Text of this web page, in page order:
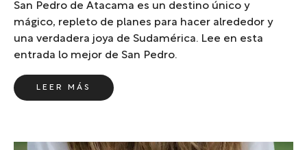
San Pedro de Atacama es un destino único y
mágico, repleto de planes para hacer alrededor y
una verdadera joya de Sudamérica. Lee en esta
entrada lo mejor de San Pedro.
LEER MÁS